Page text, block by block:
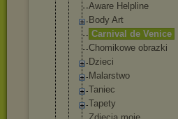
Aware Helpline
Body Art
Carnival de Venice
Chomikowe obrazki
Dzieci
Malarstwo
Taniec
Tapety